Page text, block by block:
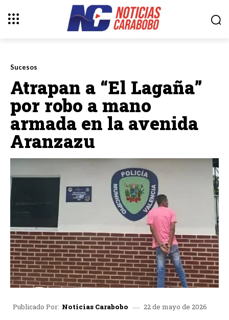
Sucesos
Atrapan a “El Lagaña”
por robo a mano
armada en la avenida
Aranzazu
Publicado Por: Noticias Carabobo 22 de mayo de 2026